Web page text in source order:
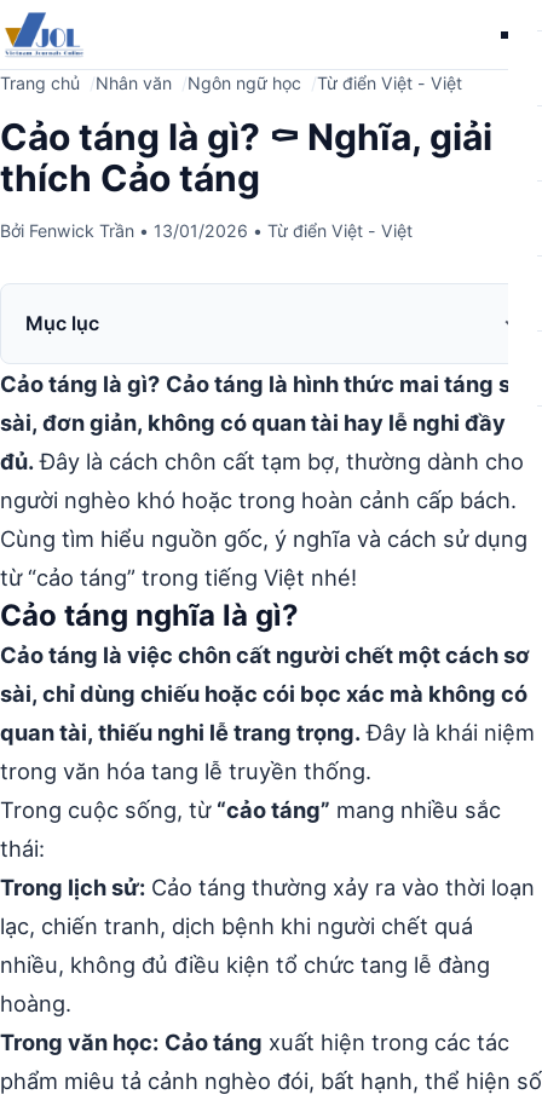
Trang chủ Nhân văn Ngôn ngữ học Từ điển Việt - Việt
Cảo táng là gì? ⚰️ Nghĩa, giải
thích Cảo táng
Bởi Fenwick Trần • 13/01/2026 • Từ điển Việt - Việt
Mục lục
Cảo táng là gì? Cảo táng là hình thức mai táng sơ
sài, đơn giản, không có quan tài hay lễ nghi đầy
đủ.Đây là cách chôn cất tạm bợ, thường dành cho
người nghèo khó hoặc trong hoàn cảnh cấp bách.
Cùng tìm hiểu nguồn gốc, ý nghĩa và cách sử dụng
từ “cảo táng” trong tiếng Việt nhé!
Cảo táng nghĩa là gì?
Cảo táng là việc chôn cất người chết một cách sơ
sài, chỉ dùng chiếu hoặc cói bọc xác mà không có
quan tài, thiếu nghi lễ trang trọng.Đây là khái niệm
trong văn hóa tang lễ truyền thống.
Trong cuộc sống, từ “cảo táng” mang nhiều sắc
thái:
Trong lịch sử: Cảo táng thường xảy ra vào thời loạn
lạc, chiến tranh, dịch bệnh khi người chết quá
nhiều, không đủ điều kiện tổ chức tang lễ đàng
hoàng.
Trong văn học: Cảo táng xuất hiện trong các tác
phẩm miêu tả cảnh nghèo đói, bất hạnh, thể hiện số